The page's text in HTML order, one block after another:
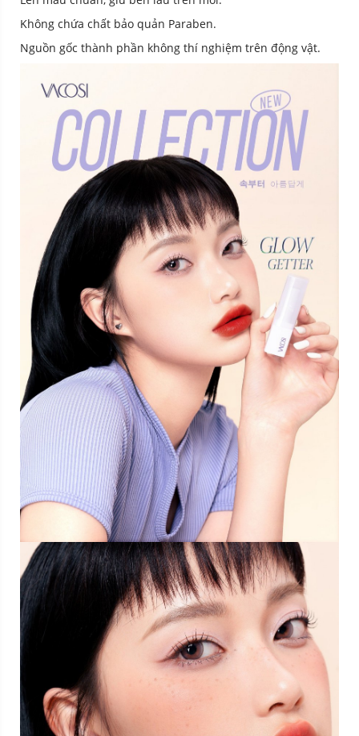
Không chứa chất bảo quản Paraben.
Nguồn gốc thành phần không thí nghiệm trên động vật.